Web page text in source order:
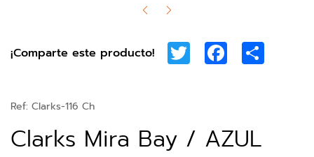
¡Comparte este producto! Twitter Facebook
Ref: Clarks-116 Ch
Clarks Mira Bay / AZUL